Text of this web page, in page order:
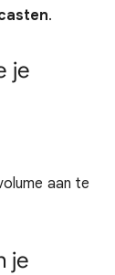
.
je
aan te
je